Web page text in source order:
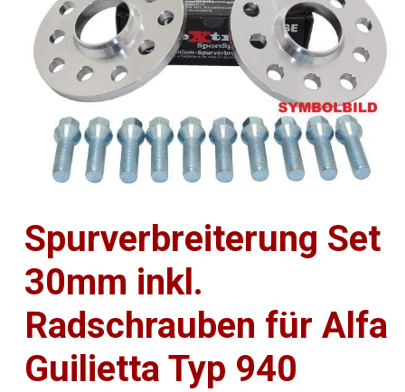
Spurverbreiterung Set
30mm inkl.
Radschrauben für Alfa
Guilietta Typ 940